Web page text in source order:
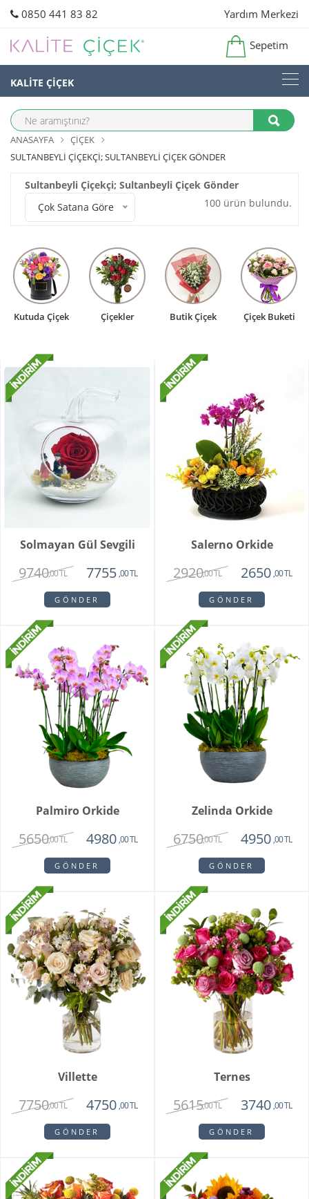
0850 441 83 82 Yardım Merkezi
Sepetim
KALİTE ÇİÇEK
ANASAYFA
ÇIÇEK
SULTANBEYLI ÇIÇEKÇI; SULTANBEYLI ÇIÇEK GÖNDER
Sultanbeyli Çiçekçi; Sultanbeyli Çiçek Gönder
Çok Satana Göre
100 ürün bulundu.
Kutuda Çiçek Çiçekler Butik Çiçek Çiçek Buketi
Solmayan Gül Sevgili
9740,00 TL 7755 ,00 TL
GÖNDER
Salerno Orkide
2920,00 TL 2650 ,00 TL
GÖNDER
Palmiro Orkide
5650,00 TL 4980 ,00 TL
GÖNDER
Zelinda Orkide
6750,00 TL 4950 ,00 TL
GÖNDER
Villette
7750,00 TL 4750,00 TL
GÖNDER
Ternes
5615,00 TL 3740,00 TL
GÖNDER